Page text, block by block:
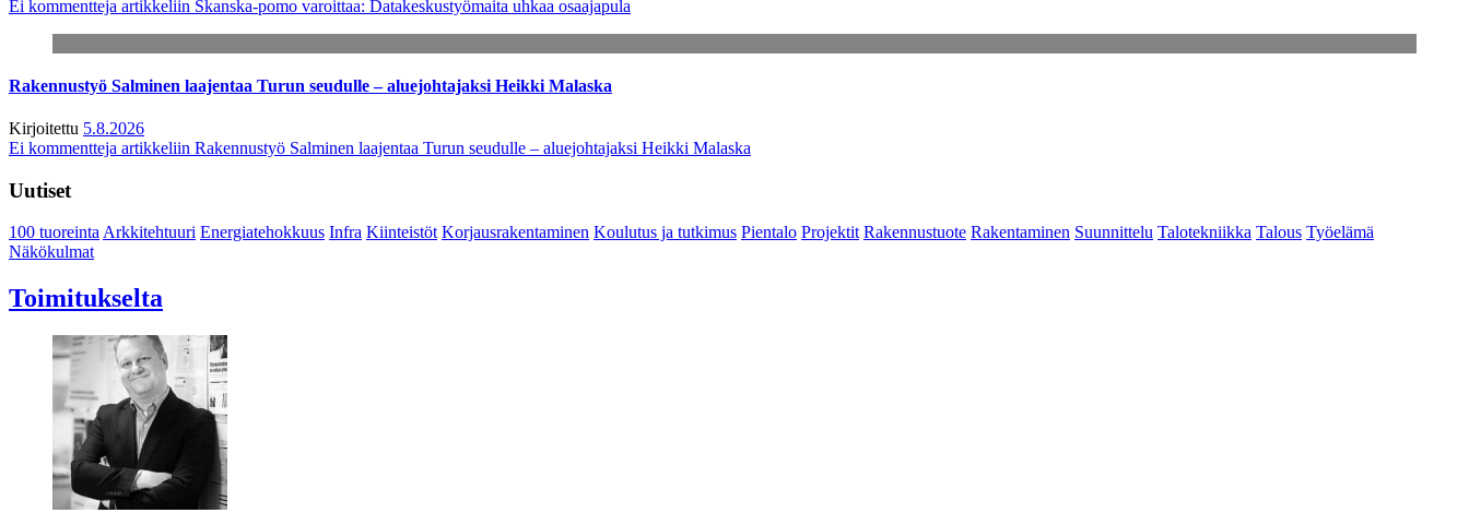
Ei kommentteja artikkeliin Skanska-pomo varoittaa: Datakeskustyömaita uhkaa osaajapula
Rakennustyö Salminen laajentaa Turun seudulle – aluejohtajaksi Heikki Malaska
Kirjoitettu 5.8.2026
Ei kommentteja artikkeliin Rakennustyö Salminen laajentaa Turun seudulle – aluejohtajaksi Heikki Malaska
Uutiset
100 tuoreintaArkkitehtuuri Energiatehokkuus Infra Kiinteistöt Korjausrakentaminen Koulutus ja tutkimus Pientalo Projektit Rakennustuote Rakentaminen Suunnittelu Talotekniikka Talous Työelämä
Näkökulmat
Toimitukselta